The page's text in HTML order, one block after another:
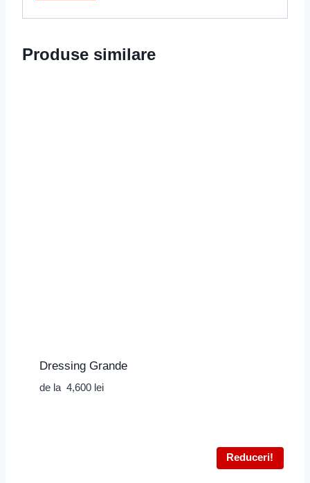
Produse similare
Dressing Grande
de la 4,600 lei
Reduceri!